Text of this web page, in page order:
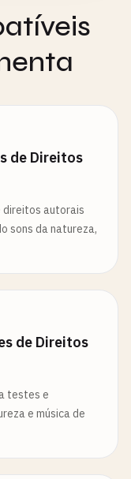
de Direitos
direitos autorais
sons da natureza,
de Direitos
testes e
e música de